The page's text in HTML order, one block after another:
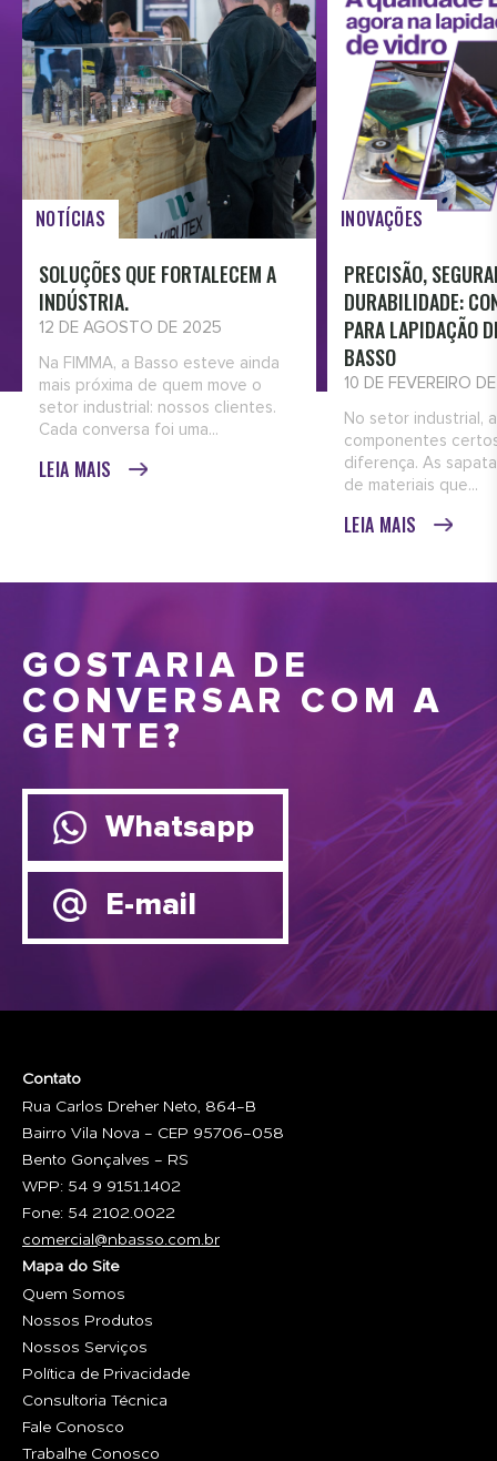
NOTÍCIAS
SOLUÇÕES QUE FORTALECEM A
INDÚSTRIA.
12 DE AGOSTO DE 2025
Na FIMMA, a Basso esteve ainda
mais próxima de quem move o
setor industrial: nossos clientes.
Cada conversa foi uma...
LEIA MAIS
INOVAÇÕES
PRECISÃO,
DURABILIDADE:
PARA LAPIDAÇÃO
BASSO
10 DE FEVEREIRO
No setor industrial,
componentes
diferença. As
de materiais que...
LEIA MAIS
GOSTARIA DE
CONVERSAR COM A
GENTE?
Whatsapp
E-mail
Contato
Rua Carlos Dreher Neto, 864-B
Bairro Vila Nova - CEP 95706-058
Bento Gonçalves - RS
WPP: 54 9 9151.1402
Fone: 54 2102.0022
comercial@nbasso.com.br
Mapa do Site
Quem Somos
Nossos Produtos
Nossos Serviços
Política de Privacidade
Consultoria Técnica
Fale Conosco
Trabalhe Conosco